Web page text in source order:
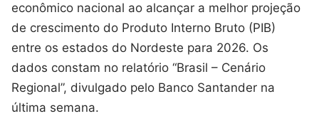
econômico nacional ao alcançar a melhor projeção
de crescimento do Produto Interno Bruto (PIB)
entre os estados do Nordeste para 2026. Os
dados constam no relatório “Brasil – Cenário
Regional”, divulgado pelo Banco Santander na
última semana.